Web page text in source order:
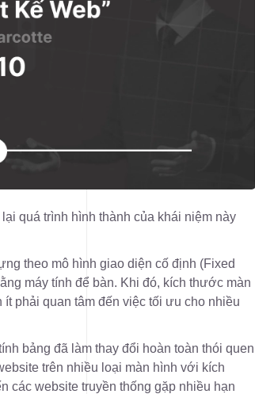
quá trình hình thành của khái niệm này
theo mô hình giao diện cố định (Fixed
máy tính để bàn. Khi đó, kích thước màn
phải quan tâm đến việc tối ưu cho nhiều
bảng đã làm thay đổi hoàn toàn thói quen
trên nhiều loại màn hình với kích
các website truyền thống gặp nhiều hạn